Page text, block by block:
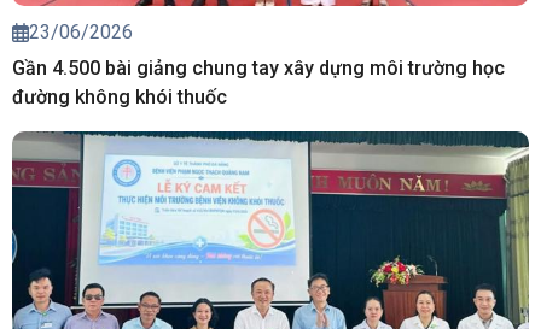
23/06/2026
Gần 4.500 bài giảng chung tay xây dựng môi trường học
đường không khói thuốc